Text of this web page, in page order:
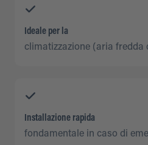
Ideale per la
climatizzazione (aria fredda
Installazione rapida
fondamentale in caso di